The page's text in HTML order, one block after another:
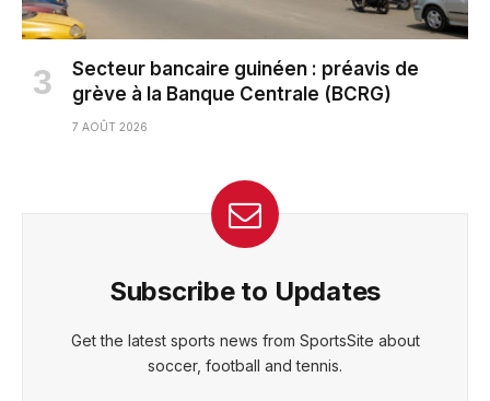
Secteur bancaire guinéen : préavis de
grève à la Banque Centrale (BCRG)
7 AOÛT 2026
Subscribe to Updates
Get the latest sports news from SportsSite about
soccer, football and tennis.